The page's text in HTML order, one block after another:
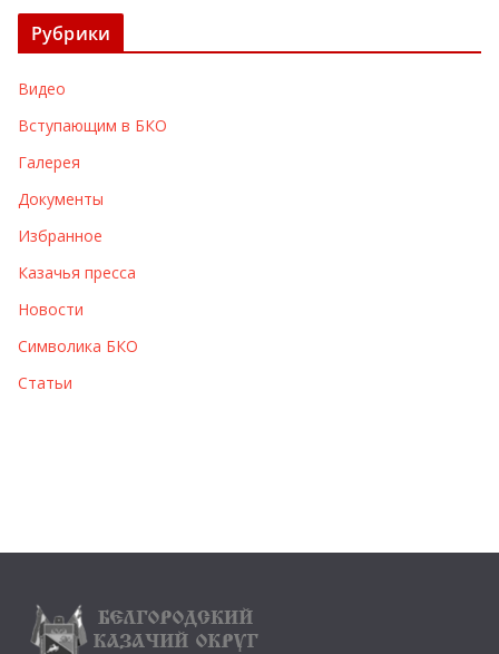
х
ы
Рубрики
Видео
Вступающим в БКО
Галерея
Документы
Избранное
Казачья пресса
Новости
Символика БКО
Статьи